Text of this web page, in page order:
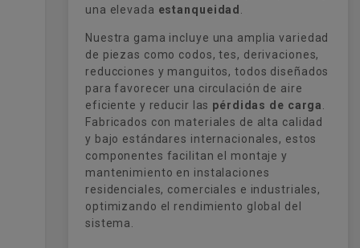
una elevada estanqueidad
Nuestra gama incluye una amplia variedad
de piezas como codos, tes, derivaciones,
reducciones y manguitos, todos diseñados
para favorecer una circulación de aire
eficiente y reducir las pérdidas de carga
Fabricados con materiales de alta calidad
y bajo estándares internacionales, estos
componentes facilitan el montaje y
mantenimiento en instalaciones
residenciales, comerciales e industriales,
optimizando el rendimiento global del
sistema.